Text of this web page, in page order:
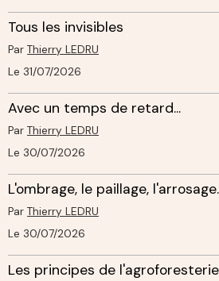
Tous les invisibles
Par Thierry LEDRU
Le 31/07/2026
Avec un temps de retard...
Par Thierry LEDRU
Le 30/07/2026
L'ombrage, le paillage, l'arrosage.
Par Thierry LEDRU
Le 30/07/2026
Les principes de l'agroforesterie